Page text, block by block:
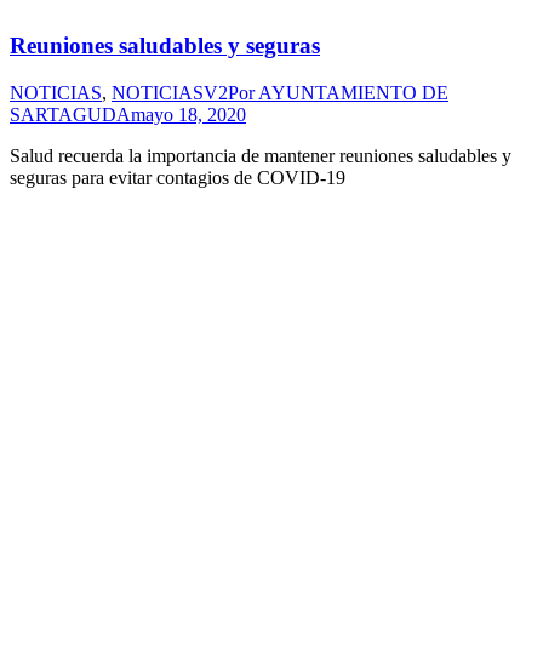
Reuniones saludables y seguras
NOTICIAS, NOTICIASV2PorAYUNTAMIENTO DE
SARTAGUDAmayo 18, 2020
Salud recuerda la importancia de mantener reuniones saludables y
seguras para evitar contagios de COVID-19